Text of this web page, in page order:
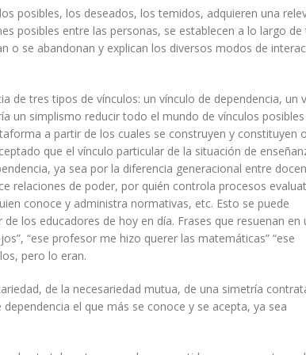
posibles, los deseados, los temidos, adquieren una
posibles entre las personas, se establecen a lo largo de
o se abandonan y explican los diversos modos de
de tres tipos de vínculos: un vínculo de dependencia, un
un simplismo reducir todo el mundo de vínculos
a partir de los cuales se construyen y constituyen
que el vínculo particular de la situación de
ya sea por la diferencia generacional entre
relaciones de poder, por quién controla procesos
conoce y administra normativas, etc. Esto se puede
los educadores de hoy en día. Frases que resuenan en
“ese profesor me hizo querer las matemáticas” “ese
pero lo eran.
de la necesariedad mutua, de una simetría
el que más se conoce y se acepta, ya sea